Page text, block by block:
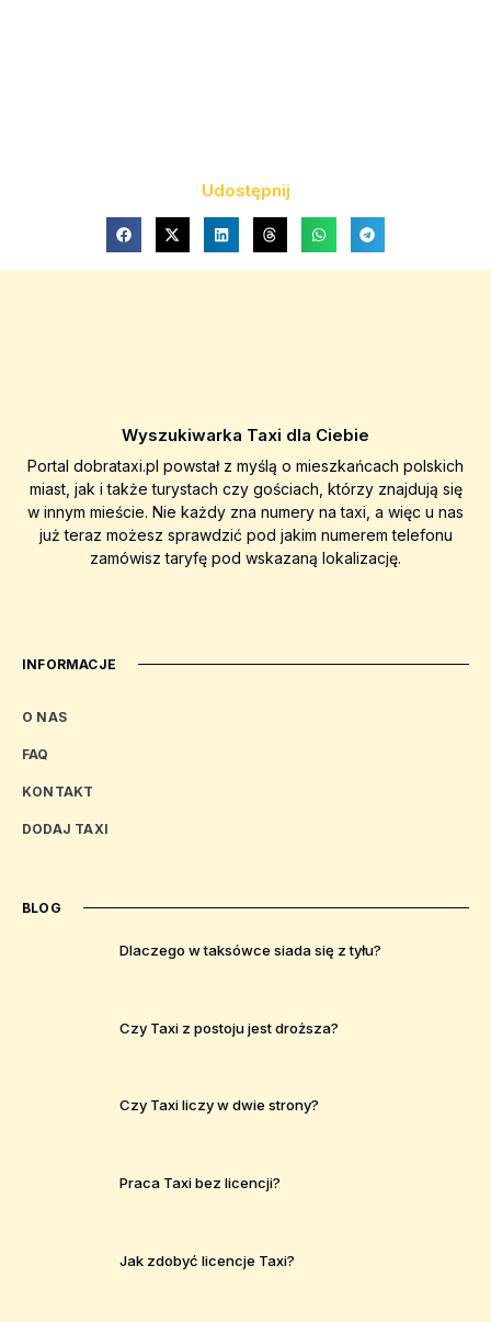
Udostępnij
Wyszukiwarka Taxi dla Ciebie
Portal dobrataxi.pl powstał z myślą o mieszkańcach polskich
miast, jak i także turystach czy gościach, którzy znajdują się
w innym mieście. Nie każdy zna numery na taxi, a więc u nas
już teraz możesz sprawdzić pod jakim numerem telefonu
zamówisz taryfę pod wskazaną lokalizację.
INFORMACJE
O NAS
FAQ
KONTAKT
DODAJ TAXI
BLOG
Dlaczego w taksówce siada się z tyłu?
Czy Taxi z postoju jest droższa?
Czy Taxi liczy w dwie strony?
Praca Taxi bez licencji?
Jak zdobyć licencje Taxi?